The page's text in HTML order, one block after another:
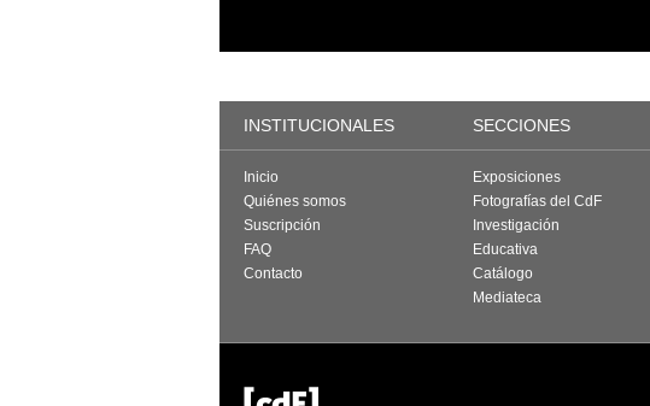
INSTITUCIONALES SECCIONES
Inicio
Quiénes somos
Suscripción
FAQ
Contacto
Exposiciones
Fotografías del CdF
Investigación
Educativa
Catálogo
Mediateca